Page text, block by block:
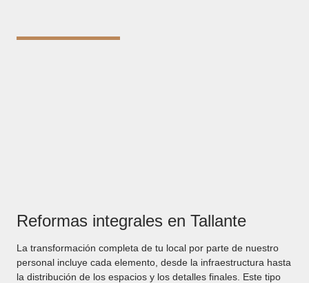
Reformas integrales en Tallante
La transformación completa de tu local por parte de nuestro
personal incluye cada elemento, desde la infraestructura hasta
la distribución de los espacios y los detalles finales. Este tipo